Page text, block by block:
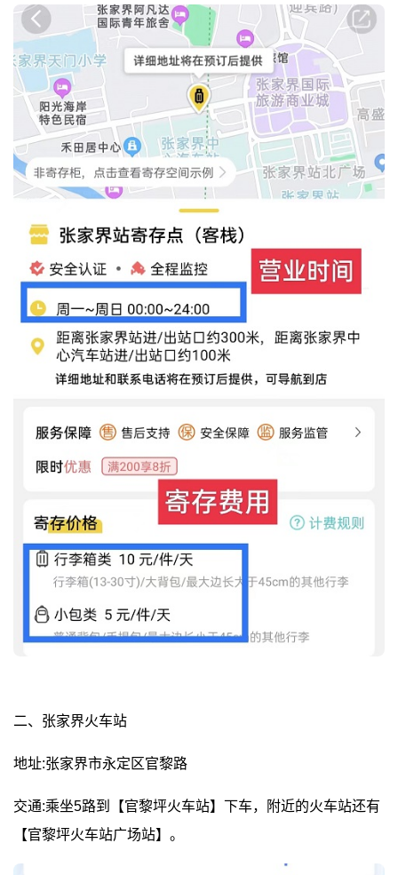
二、张家界火车站
地址:张家界市永定区官黎路
交通:乘坐5路到【官黎坪火车站】下车，附近的火车站还有
【官黎坪火车站广场站】。